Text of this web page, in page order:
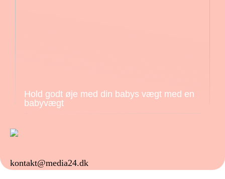
Hold godt øje med din babys vægt med en
babyvægt
kontakt@media24.dk